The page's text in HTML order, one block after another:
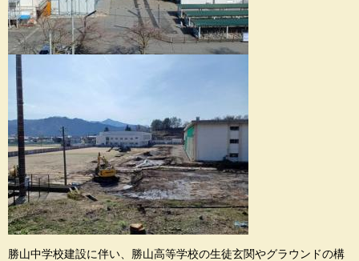
勝山中学校建設に伴い、勝山高等学校の生徒玄関やグラウンドの構